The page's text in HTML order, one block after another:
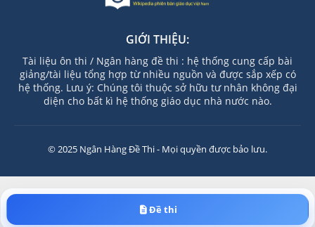
GIỚI THIỆU:
Tài liệu ôn thi / Ngân hàng đề thi : hệ thống cung cấp bài
giảng/tài liệu tổng hợp từ nhiều nguồn và được sắp xếp có
hệ thống. Lưu ý: Chúng tôi thuộc sở hữu tư nhân không đại
diện cho bất kì hệ thống giáo dục nhà nước nào.
© 2025 Ngân Hàng Đề Thi - Mọi quyền được bảo lưu.
Đề thi